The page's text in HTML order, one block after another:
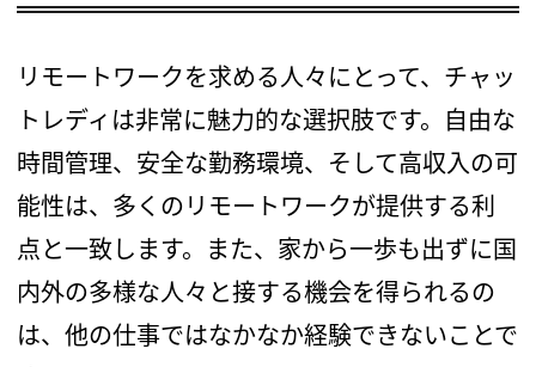
リモートワークを求める人々にとって、チャッ
トレディは非常に魅力的な選択肢です。自由な
時間管理、安全な勤務環境、そして高収入の可
能性は、多くのリモートワークが提供する利
点と一致します。また、家から一歩も出ずに国
内外の多様な人々と接する機会を得られるの
は、他の仕事ではなかなか経験できないことで